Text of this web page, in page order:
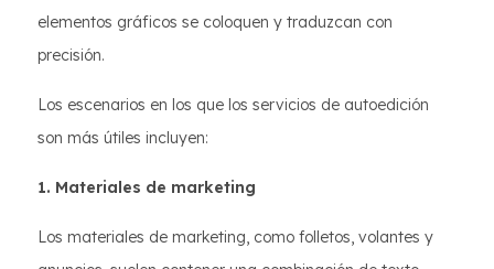
elementos gráficos se coloquen y traduzcan con
precisión.
Los escenarios en los que los servicios de autoedición
son más útiles incluyen:
1. Materiales de marketing
Los materiales de marketing, como folletos, volantes y